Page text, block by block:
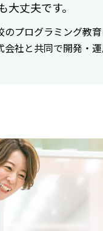
大丈夫です。
プログラミング教
会社と共同で開発・運